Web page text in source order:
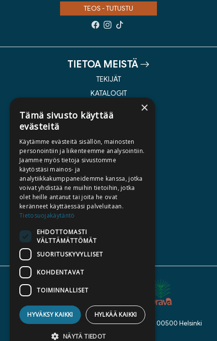
TEOS - TUTUSTU
TIETOA MEISTÄ
TEKIJÄT
KATALOGIT
KIRJA TILAUSTYÖNÄ
MEDIALLE
LASKUTUSOSOITTEET
SILTALA.FI
ENNAKKOTILATTAVAT
LAHJAKORTTI
Kustannusosakeyhtiö Siltala, Suvilahdenkatu 7, 00500 Helsinki
© 2026 Siltala
×
Tämä sivusto käyttää
evästeitä
Käytämme evästeitä sisällön, mainosten
personointiin ja liikenteemme analysointiin.
Jaamme myös tietoja sivustomme
käytöstäsi mainos- ja
analytiikkakumppaneidemme kanssa, jotka
voivat yhdistää ne muihin tietoihin, jotka
olet heille antanut tai joita he ovat
keränneet käyttäessäsi palveluitaan.
Tietosuojakäytäntö
EHDOTTOMASTI
VÄLTTÄMÄTTÖMÄT
SUORITUSKYVYLLISET
KOHDENTAVAT
TOIMINNALLISET
HYVÄKSY KAIKKI HYLKÄÄ KAIKKI
NÄYTÄ TIEDOT